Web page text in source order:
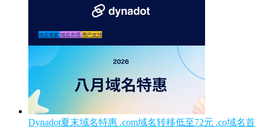
Dynadot夏末域名特惠 .com域名转移低至72元 .co域名首